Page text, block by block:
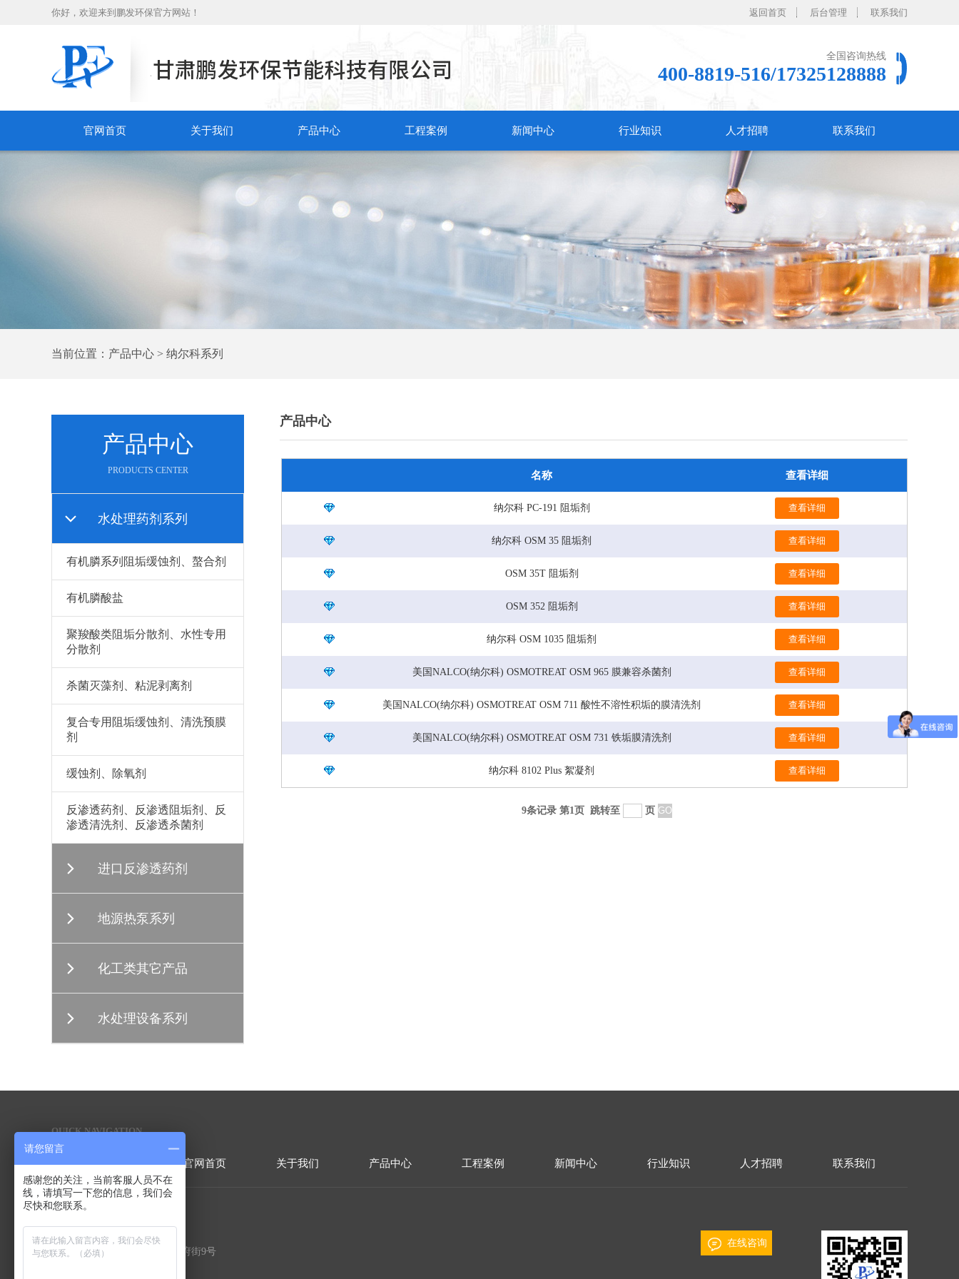
你好，欢迎来到鹏发环保官方网站！ 返回首页 后台管理 联系我们
全国咨询热线
400-8819-516/17325128888
官网首页 关于我们 产品中心 工程案例 新闻中心 行业知识 人才招聘 联系我们
当前位置：产品中心 > 纳尔科系列
产品中心
PRODUCTS CENTER
水处理药剂系列
有机膦系列阻垢缓蚀剂、螯合剂
有机膦酸盐
聚羧酸类阻垢分散剂、水性专用
分散剂
杀菌灭藻剂、粘泥剥离剂
复合专用阻垢缓蚀剂、清洗预膜
剂
缓蚀剂、除氧剂
反渗透药剂、反渗透阻垢剂、反
渗透清洗剂、反渗透杀菌剂
进口反渗透药剂
地源热泵系列
化工类其它产品
水处理设备系列
产品中心
名称 查看详细
纳尔科 PC-191 阻垢剂 查看详细
纳尔科 OSM 35 阻垢剂 查看详细
OSM 35T 阻垢剂 查看详细
OSM 352 阻垢剂 查看详细
纳尔科 OSM 1035 阻垢剂 查看详细
美国NALCO(纳尔科) OSMOTREAT OSM 965 膜兼容杀菌剂 查看详细
美国NALCO(纳尔科) OSMOTREAT OSM 711 酸性不溶性积垢的膜清洗剂 查看详细
美国NALCO(纳尔科) OSMOTREAT OSM 731 铁垢膜清洗剂 查看详细
纳尔科 8102 Plus 絮凝剂 查看详细
9条记录 第1页 跳转至 页
QUICK NAVIGATION
快捷导航
官网首页 关于我们 产品中心 工程案例 新闻中心 行业知识 人才招聘 联系我们
地址：北京市顺义区北务镇政府街9号
在线咨询
请您留言
感谢您的关注，当前客服人员不在
线，请填写一下您的信息，我们会
尽快和您联系。